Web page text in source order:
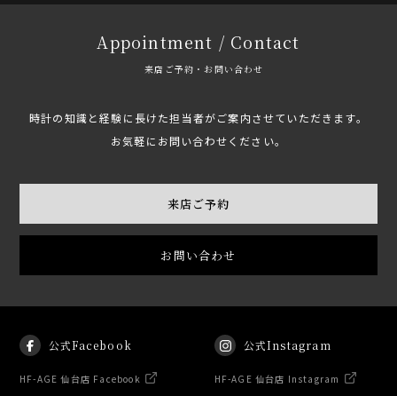
Appointment / Contact
来店ご予約・お問い合わせ
時計の知識と経験に長けた担当者がご案内させていただきます。
お気軽にお問い合わせください。
来店ご予約
お問い合わせ
公式Facebook
HF-AGE 仙台店 Facebook
公式Instagram
HF-AGE 仙台店 Instagram